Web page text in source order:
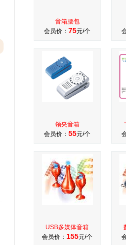
音箱腰包
会员价： 75元/个
领夹音箱
会员价： 55元/个
USB多媒体音箱
会员价： 155元/个